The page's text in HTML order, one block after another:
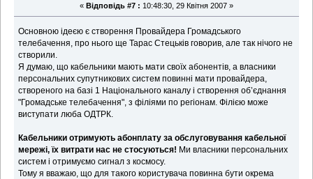
« Відповідь #7 : 10:48:30, 29 Квітня 2007 »
Основною ідеєю є створення Провайдера Громадського
телебачення, про нього ще Тарас Стецьків говорив, але так нічого не
створили.
Я думаю, що кабельники мають мати своїх абонентів, а власники
персональних супутникових систем повинні мати провайдера,
створеного на базі 1 Національного каналу і створення об’єднання
"Громадське телебачення", з філіями по регіонам. Філією може
виступати люба ОДТРК.
Кабельники отримують абонплату за обслуговування кабельної
мережі, їх витрати нас не стосуються! Ми власники персональних
систем і отримуємо сигнал з космосу.
Тому я вважаю, що для такого користувача повинна бути окрема